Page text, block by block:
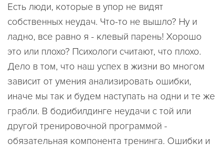
Есть люди, которые в упор не видят
собственных неудач. Что-то не вышло? Ну и
ладно, все равно я - клевый парень! Хорошо
это или плохо? Психологи считают, что плохо.
Дело в том, что наш успех в жизни во многом
зависит от умения анализировать ошибки,
иначе мы так и будем наступать на одни и те же
грабли. В бодибилдинге неудачи с той или
другой тренировочной программой -
обязательная компонента тренинга. Ошибки и